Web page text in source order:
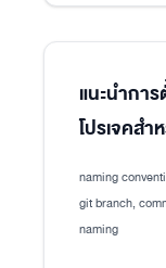
แนะนำการ
โปรเจคส
naming
git branch,
naming